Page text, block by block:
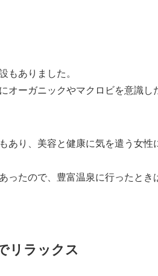
もありました。
オーガニックやマクロビを意識し
あり、美容と健康に気を遣う女性
たので、豊富温泉に行ったとき
リラックス